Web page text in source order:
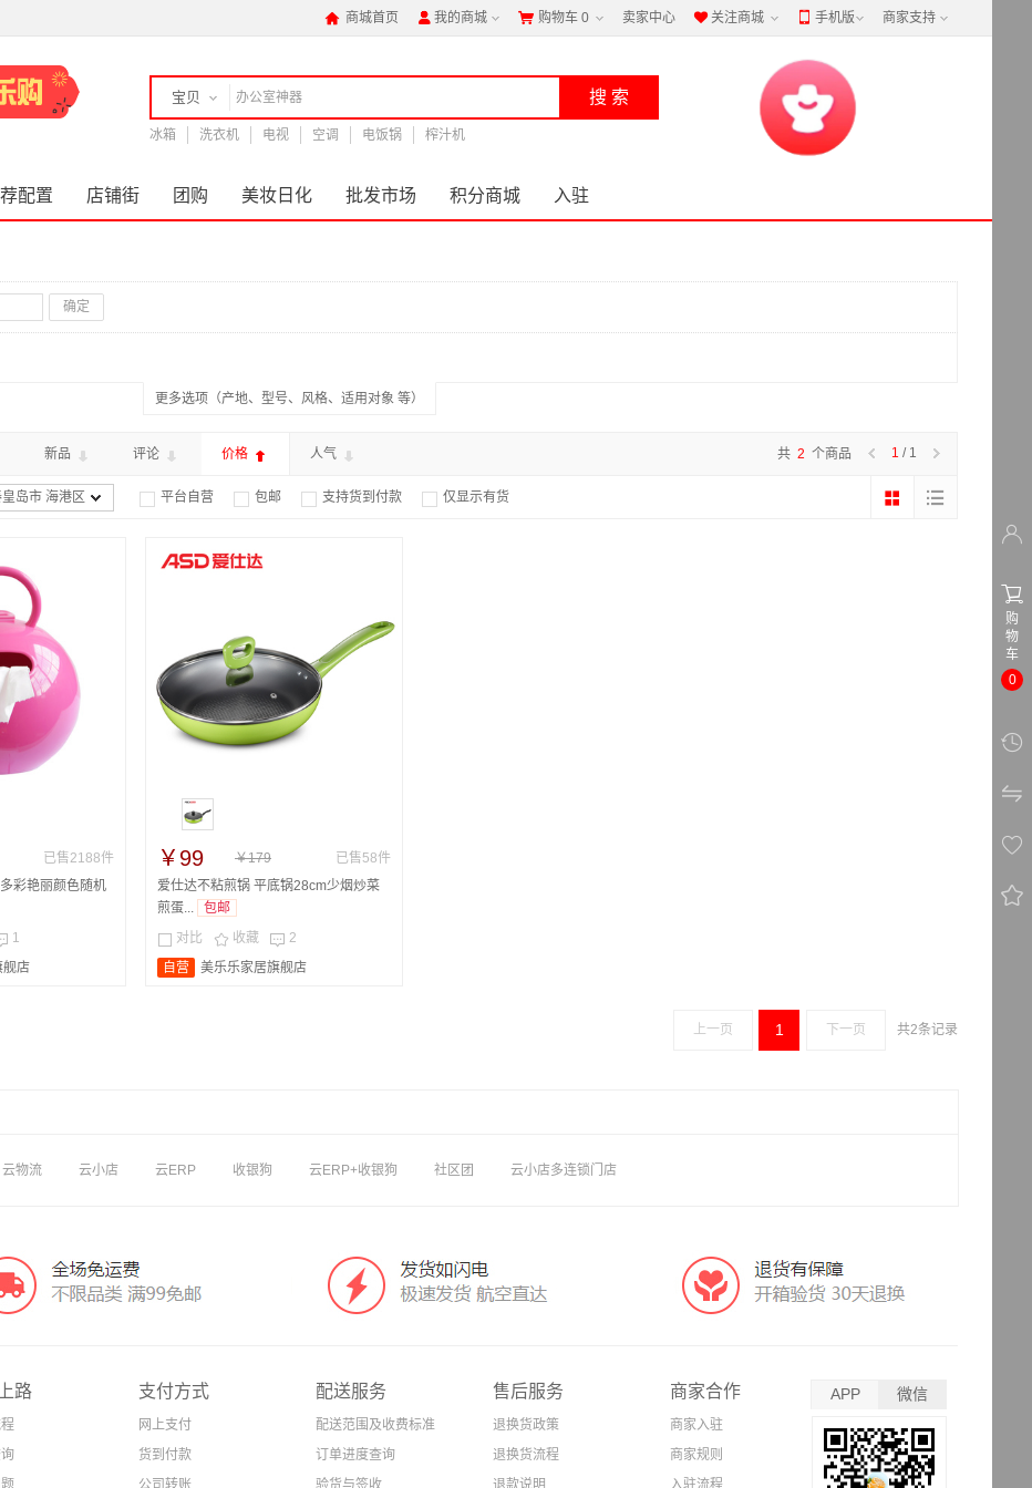
 商城首页  我的商城  购物车 0 卖家中心 关注商城 手机版 商家支持
宝贝
店铺
冰箱 洗衣机 电视 空调 电饭锅 榨汁机
配置 店铺街 团购 美妆日化 批发市场 积分商城 入驻
确定
更多选项（产地、型号、风格、适用对象 等）
新品 评论 价格 人气 1 / 1
共 2 个商品
岛市 海港区 平台自营 包邮 支持货到付款 仅显示有货
已售2188件
彩艳丽颜色随机
1
舰店
￥99 ￥179
已售58件
爱仕达不粘煎锅 平底锅28cm少烟炒菜
煎蛋...
包邮
对比  收藏  2
自营
美乐乐家居旗舰店
共2条记录
上一页 1 下一页


购
物
车
0




云物流 云小店 云ERP 收银狗 云ERP+收银狗 社区团 云小店多连锁门店
路 支付方式
网上支付
货到付款
公司转账
配送服务
配送范围及收费标准
订单进度查询
验货与签收
售后服务
退换货政策
退换货流程
退款说明
商家合作
商家入驻
商家规则
入驻流程
APP 微信